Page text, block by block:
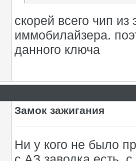
скорей всего чип из
иммобилайзера.
данного ключа
Замок зажигания
Ни у кого не было